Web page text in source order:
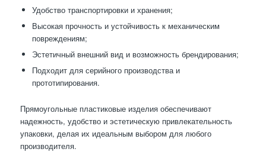
Удобство транспортировки и хранения;
Высокая прочность и устойчивость к механическим
повреждениям;
Эстетичный внешний вид и возможность брендирования;
Подходит для серийного производства и
прототипирования.
Прямоугольные пластиковые изделия обеспечивают
надежность, удобство и эстетическую привлекательность
упаковки, делая их идеальным выбором для любого
производителя.